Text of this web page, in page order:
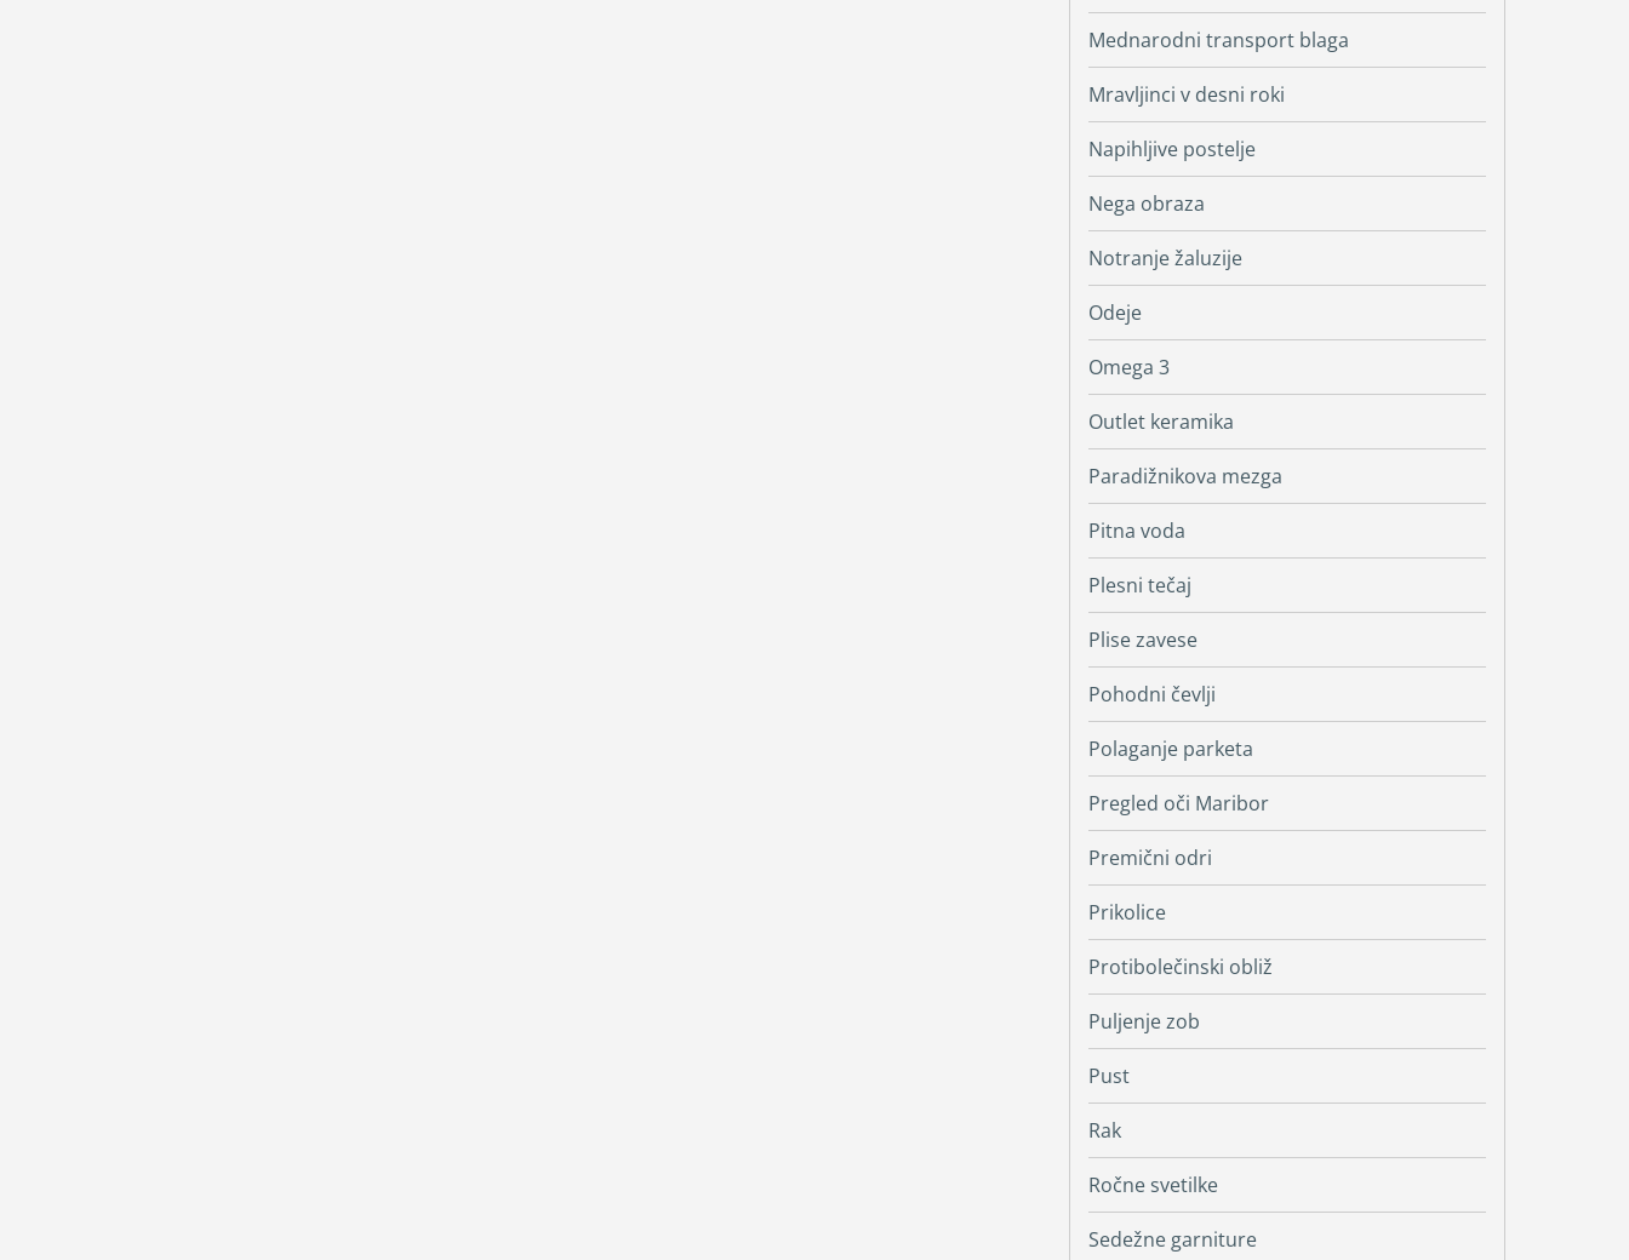
Mednarodni transport blaga
Mravljinci v desni roki
Napihljive postelje
Nega obraza
Notranje žaluzije
Odeje
Omega 3
Outlet keramika
Paradižnikova mezga
Pitna voda
Plesni tečaj
Plise zavese
Pohodni čevlji
Polaganje parketa
Pregled oči Maribor
Premični odri
Prikolice
Protibolečinski obliž
Puljenje zob
Pust
Rak
Ročne svetilke
Sedežne garniture